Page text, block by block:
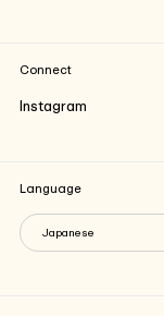
Connect
Instagram
Language
Japanese